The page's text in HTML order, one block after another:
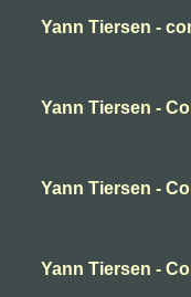
Yann Tiersen -
Yann Tiersen -
Yann Tiersen -
Yann Tiersen -